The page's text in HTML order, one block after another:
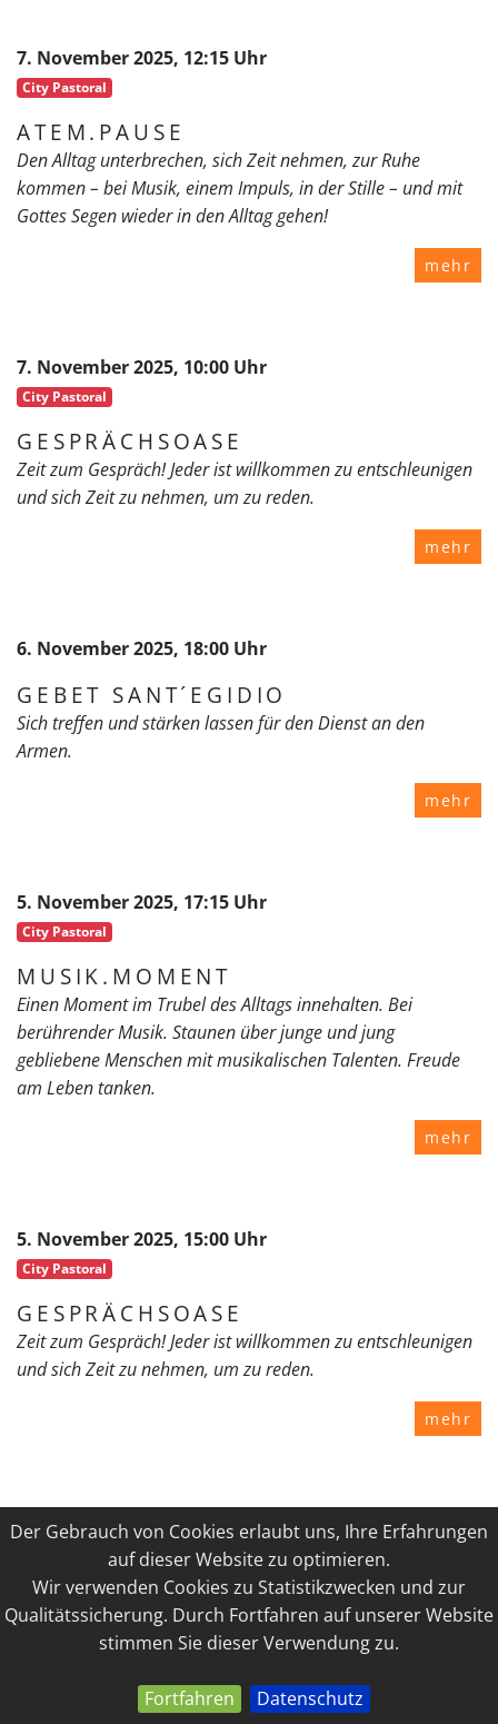
Der Gebrauch von Cookies erlaubt uns, Ihre Erfahrungen
auf dieser Website zu optimieren.
Wir verwenden Cookies zu Statistikzwecken und zur
Qualitätssicherung. Durch Fortfahren auf unserer Website
stimmen Sie dieser Verwendung zu.
Fortfahren Datenschutz
7. November 2025, 12:15 Uhr
City Pastoral
ATEM.PAUSE
Den Alltag unterbrechen, sich Zeit nehmen, zur Ruhe
kommen – bei Musik, einem Impuls, in der Stille – und mit
Gottes Segen wieder in den Alltag gehen!
mehr
7. November 2025, 10:00 Uhr
City Pastoral
GESPRÄCHSOASE
Zeit zum Gespräch! Jeder ist willkommen zu entschleunigen
und sich Zeit zu nehmen, um zu reden.
mehr
6. November 2025, 18:00 Uhr
GEBET SANT´EGIDIO
Sich treffen und stärken lassen für den Dienst an den
Armen.
mehr
5. November 2025, 17:15 Uhr
City Pastoral
MUSIK.MOMENT
Einen Moment im Trubel des Alltags innehalten. Bei
berührender Musik. Staunen über junge und jung
gebliebene Menschen mit musikalischen Talenten. Freude
am Leben tanken.
mehr
5. November 2025, 15:00 Uhr
City Pastoral
GESPRÄCHSOASE
Zeit zum Gespräch! Jeder ist willkommen zu entschleunigen
und sich Zeit zu nehmen, um zu reden.
mehr
5. November 2025, 12:15 Uhr
HEILIGE MESSE
Inmitten von alltäglichen Aufgaben und Herausforderungen
- Eucharistie feiern. Danke sagen und neue Kraft schöpfen.